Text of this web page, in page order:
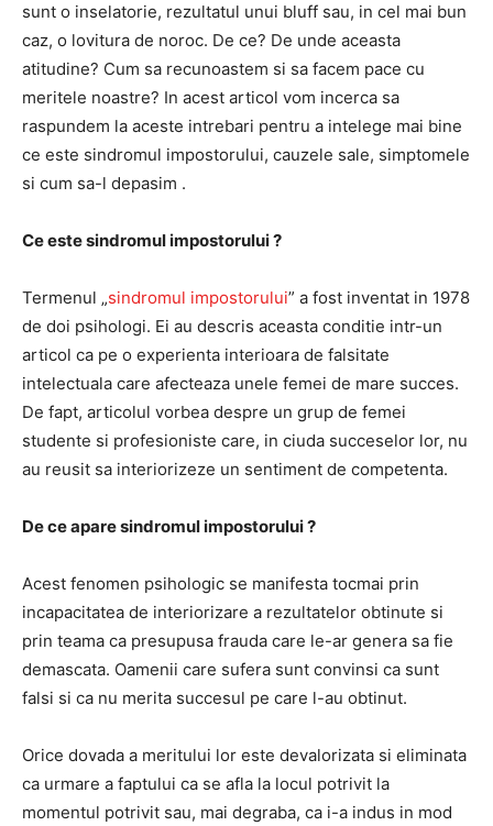
sunt o inselatorie, rezultatul unui bluff sau, in cel mai bun
caz, o lovitura de noroc. De ce? De unde aceasta
atitudine? Cum sa recunoastem si sa facem pace cu
meritele noastre? In acest articol vom incerca sa
raspundem la aceste intrebari pentru a intelege mai bine
ce este sindromul impostorului, cauzele sale, simptomele
si cum sa-l depasim .
Ce este sindromul impostorului ?
Termenul „sindromul impostorului” a fost inventat in 1978
de doi psihologi. Ei au descris aceasta conditie intr-un
articol ca pe o experienta interioara de falsitate
intelectuala care afecteaza unele femei de mare succes.
De fapt, articolul vorbea despre un grup de femei
studente si profesioniste care, in ciuda succeselor lor, nu
au reusit sa interiorizeze un sentiment de competenta.
De ce apare sindromul impostorului ?
Acest fenomen psihologic se manifesta tocmai prin
incapacitatea de interiorizare a rezultatelor obtinute si
prin teama ca presupusa frauda care le-ar genera sa fie
demascata. Oamenii care sufera sunt convinsi ca sunt
falsi si ca nu merita succesul pe care l-au obtinut.
Orice dovada a meritului lor este devalorizata si eliminata
ca urmare a faptului ca se afla la locul potrivit la
momentul potrivit sau, mai degraba, ca i-a indus in mod